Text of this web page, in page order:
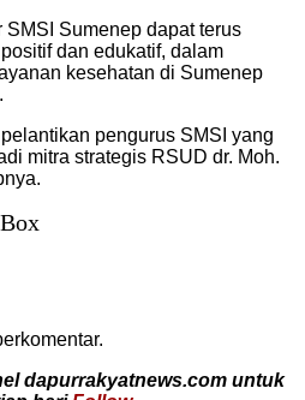
Sumenep dapat terus
dan edukatif, dalam
kesehatan di Sumenep
pengurus SMSI yang
mitra strategis RSUD dr. Moh.
dapurrakyatnews.com untuk